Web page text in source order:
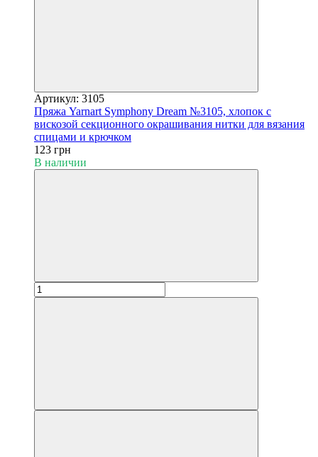
Артикул: 3105
Пряжа Yarnart Symphony Dream №3105, хлопок с
вискозой секционного окрашивания нитки для вязания
спицами и крючком
123 грн
В наличии